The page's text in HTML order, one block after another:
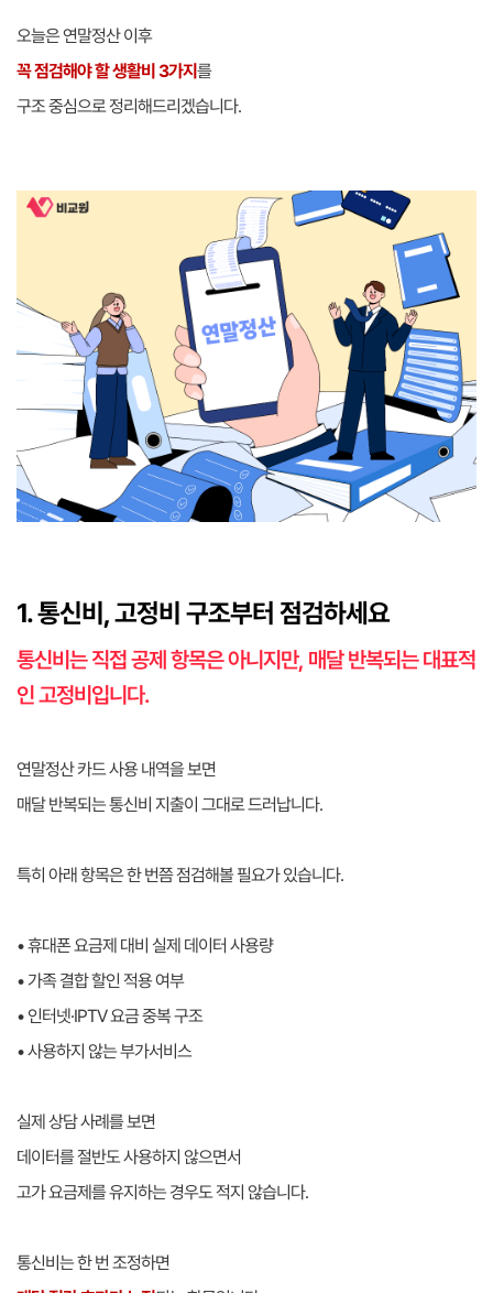
오늘은 연말정산 이후
꼭 점검해야 할 생활비 3가지를
구조 중심으로 정리해드리겠습니다.
1. 통신비, 고정비 구조부터 점검하세요
통신비는 직접 공제 항목은 아니지만, 매달 반복되는 대표적
인 고정비입니다.
연말정산 카드 사용 내역을 보면
매달 반복되는 통신비 지출이 그대로 드러납니다.
특히 아래 항목은 한 번쯤 점검해볼 필요가 있습니다.
• 휴대폰 요금제 대비 실제 데이터 사용량
• 가족 결합 할인 적용 여부
• 인터넷·IPTV 요금 중복 구조
• 사용하지 않는 부가서비스
실제 상담 사례를 보면
데이터를 절반도 사용하지 않으면서
고가 요금제를 유지하는 경우도 적지 않습니다.
통신비는 한 번 조정하면